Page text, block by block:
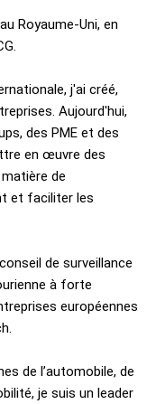
Royaume-Uni, en
j'ai créé,
Aujourd'hui,
des PME et des
en œuvre des
de
et faciliter les
de surveillance
à forte
européennes
de l’automobile, de
je suis un leader